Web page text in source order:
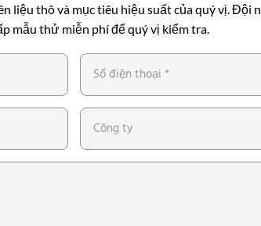
liệu thô và mục tiêu hiệu suất của quý vị. Đội
mẫu thử miễn phí để quý vị kiểm tra.